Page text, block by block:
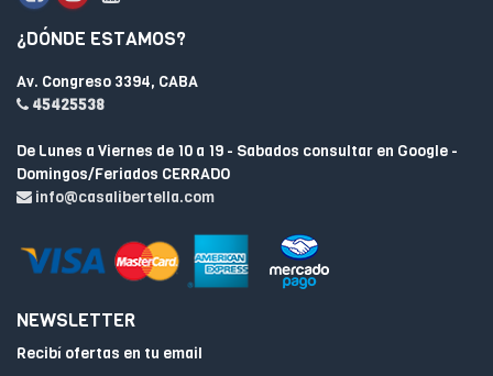
¿DÓNDE ESTAMOS?
Av. Congreso 3394, CABA
45425538
De Lunes a Viernes de 10 a 19 - Sabados consultar en Google -
Domingos/Feriados CERRADO
info@casalibertella.com
NEWSLETTER
Recibí ofertas en tu email